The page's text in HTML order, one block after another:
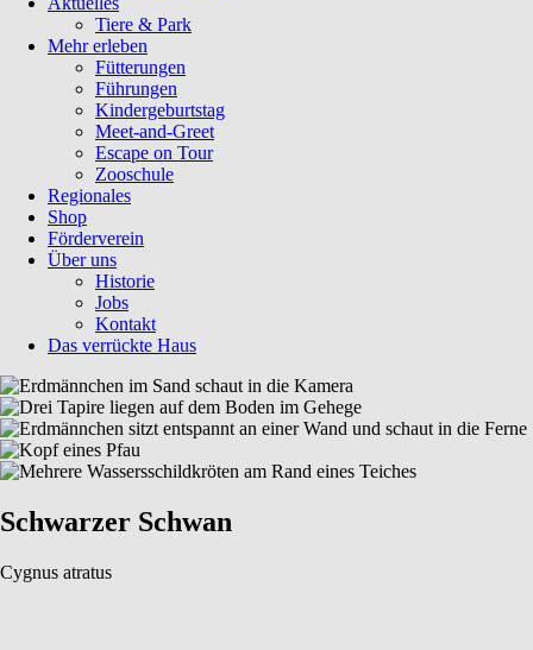
Tiere & Park
Mehr erleben
Fütterungen
Führungen
Kindergeburtstag
Meet-and-Greet
Escape on Tour
Zooschule
Regionales
Shop
Förderverein
Über uns
Historie
Jobs
Kontakt
Das verrückte Haus
Schwarzer Schwan
Cygnus atratus